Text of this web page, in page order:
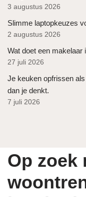
3 augustus 2026
Slimme laptopkeuzes
2 augustus 2026
Wat doet een makelaar
27 juli 2026
Je keuken opfrissen
dan je denkt.
7 juli 2026
Op zoek